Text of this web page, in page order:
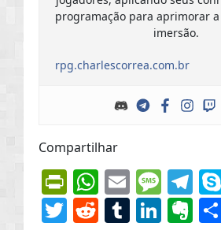
programação para aprimorar
imersão.
rpg.charlescorrea.com.br
Compartilhar
PrintFriendly
WhatsApp
Email
Twitter
Reddit
Tumblr